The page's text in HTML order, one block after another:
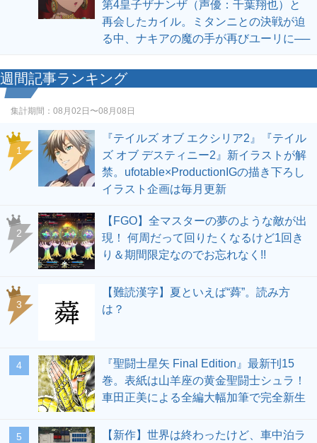
第4皇子ザナンザ（声優：千葉翔也）と
再会したカイル。ミタンニとの決戦が迫
る中、ナキアの魔の手が再びユーリに──
週間記事ランキング
集計期間： 08月02日〜08月08日
1
『テイルズ オブ エクシリア2』『テイル
ズ オブ デスティニー2』新イラストが解
禁。ufotable×ProductionIGの描き下ろし
イラスト企画は毎月更新
2
【FGO】全マスターの夢のような敵が出
現！ 何周だって回りたくなるけど1回き
り＆期間限定なのでお忘れなく!!
3
【難読漢字】夏といえば“蕣”。読み方
は？
4
『聖闘士星矢 Final Edition』最新刊15
巻。表紙は山羊座の黄金聖闘士シュラ！
車田正美による全編大幅加筆で完全新生
5
【新作】世界は終わったけど、車中泊ラ